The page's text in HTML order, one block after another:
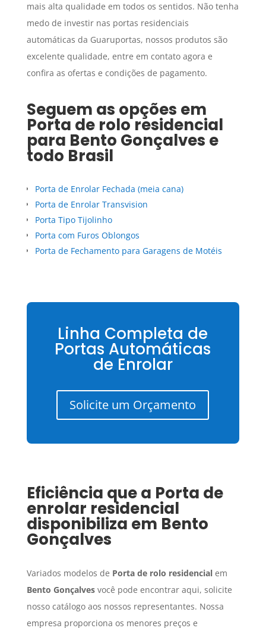
mais alta qualidade em todos os sentidos. Não tenha
medo de investir nas portas residenciais
automáticas da Guaruportas, nossos produtos são
excelente qualidade, entre em contato agora e
confira as ofertas e condições de pagamento.
Seguem as opções em
Porta de rolo residencial
para Bento Gonçalves e
todo Brasil
Porta de Enrolar Fechada (meia cana)
Porta de Enrolar Transvision
Porta Tipo Tijolinho
Porta com Furos Oblongos
Porta de Fechamento para Garagens de Motéis
Linha Completa de
Portas Automáticas
de Enrolar
Solicite um Orçamento
Eficiência que a Porta de
enrolar residencial
disponibiliza em Bento
Gonçalves
Variados modelos de Porta de rolo residencialem
Bento Gonçalvesvocê pode encontrar aqui, solicite
nosso catálogo aos nossos representantes. Nossa
empresa proporciona os menores preços e